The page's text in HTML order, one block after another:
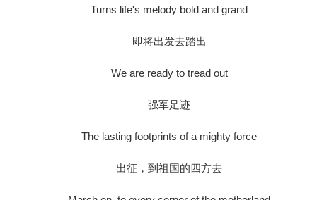
Turns life's melody bold and grand
即将出发去踏出
We are ready to tread out
强军足迹
The lasting footprints of a mighty force
出征，到祖国的四方去